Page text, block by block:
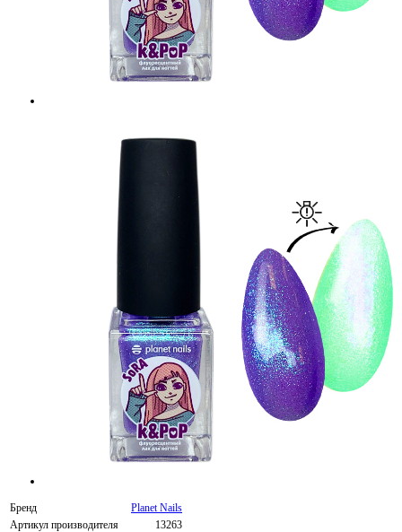
Бренд
Planet Nails
Артикул производителя
13263